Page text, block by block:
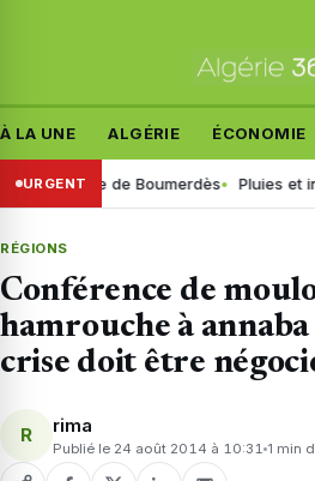
À LA UNE ALGÉRIE ÉCONOMIE
URGENT
drame de Boumerdès Pluies et
RÉGIONS
Conférence de
hamrouche à
crise doit être
R rima
Publié le 24 août 2014 à 10:31 1 min